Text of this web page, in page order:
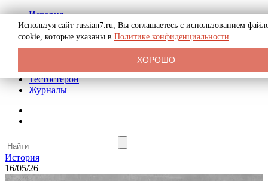
История
Биография
Криминал
Реклама на сайте
Тестостерон
Журналы
История
16/05/26
Используя сайт russian7.ru, Вы соглашаетесь с использованием
cookie, которые указаны в Политике конфиденциальности
ХОРОШО